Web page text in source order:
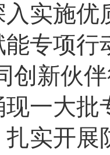
入实施优
专项行
创新伙
一大批
扎实开展